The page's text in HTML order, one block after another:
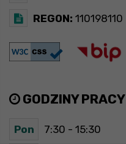
REGON: 110198110
GODZINY PRACY
Pon 7:30 - 15:30